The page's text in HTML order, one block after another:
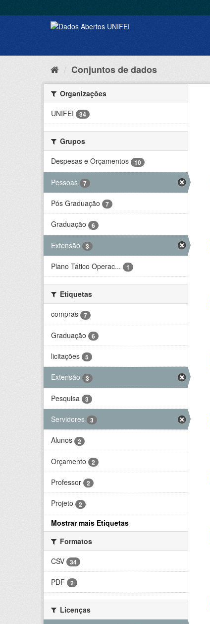
Conjuntos de dados
Organizações
UNIFEI
34
Grupos
Despesas e Orçamentos
10
Pessoas 7
Pós Graduação 7
Graduação 6
Extensão 3
Plano Tático Operac... 1
Etiquetas
compras
7
Graduação 6
licitações 5
Extensão 3
Pesquisa 3
Servidores 3
Alunos 2
Orçamento 2
Professor 2
Projeto 2
Mostrar mais Etiquetas
Formatos
CSV
34
PDF 2
Licenças